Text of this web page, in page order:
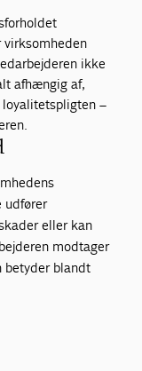
ikke
afhængig af,
–
udfører
eller kan
modtager
betyder blandt